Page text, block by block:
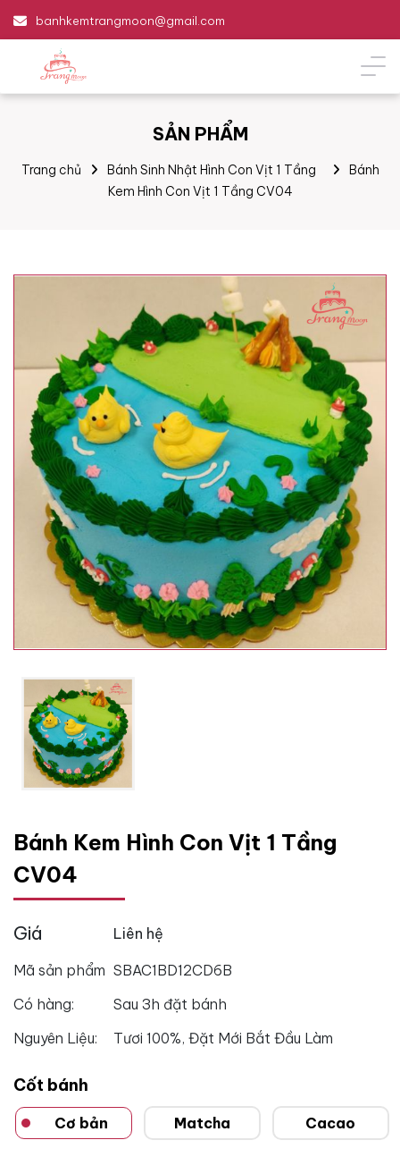
banhkemtrangmoon@gmail.com
SẢN PHẨM
Trang chủ Bánh Sinh Nhật Hình Con Vịt 1 Tầng
Bánh
Kem Hình Con Vịt 1 Tầng CV04
Bánh Kem Hình Con Vịt 1 Tầng
CV04
Giá Liên hệ
Mã sản phẩm SBAC1BD12CD6B
Có hàng:
Sau 3h đặt bánh
Nguyên Liệu:
Tươi 100%, Đặt Mới Bắt Đầu Làm
Cốt bánh
Cơ bản Matcha Cacao